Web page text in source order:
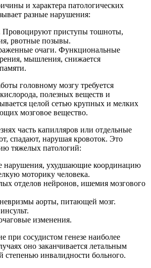
и характера патологических
разные нарушения:
Провоцируют приступы тошноты,
рвотные позывы.
очаги. Функциональные
мышления, снижается
головному мозгу требуется
полезных веществ и
целой сетью крупных и мелких
мозговое вещество.
часть капилляров или отдельные
спадают, нарушая кровоток. Это
тяжелых патологий:
нарушения, ухудшающие координацию
моторику человека.
отделов нейронов, ишемия мозгового
аорты, питающей мозг.
изменения.
при сосудистом генезе наиболее
оно заканчивается летальным
степенью инвалидности больного.